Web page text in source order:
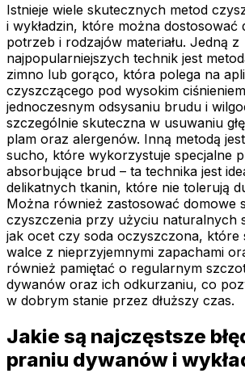
Istnieje wiele skutecznych metod
i wykładzin, które można dostosować
potrzeb i rodzajów materiału. Jedną z
najpopularniejszych technik jest
zimno lub gorąco, która polega na
czyszczącego pod wysokim
jednoczesnym odsysaniu brudu i
szczególnie skuteczna w usuwaniu
plam oraz alergenów. Inną metodą
sucho, które wykorzystuje specjalne
absorbujące brud – ta technika jest
delikatnych tkanin, które nie tolerują
Można również zastosować domowe
czyszczenia przy użyciu naturalnych
jak ocet czy soda oczyszczona, które
walce z nieprzyjemnymi zapachami
również pamiętać o regularnym
dywanów oraz ich odkurzaniu, co
w dobrym stanie przez dłuższy czas.
Jakie są najczęstsze
praniu dywanów i